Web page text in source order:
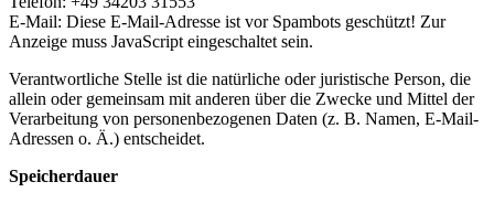
E-Mail: Diese E-Mail-Adresse ist vor Spambots geschützt! Zur
Anzeige muss JavaScript eingeschaltet sein.
Verantwortliche Stelle ist die natürliche oder juristische Person, die
allein oder gemeinsam mit anderen über die Zwecke und Mittel der
Verarbeitung von personenbezogenen Daten (z. B. Namen, E-Mail-
Adressen o. Ä.) entscheidet.
Speicherdauer